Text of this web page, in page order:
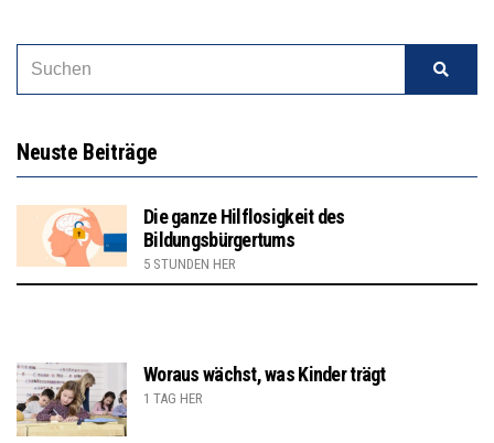
Neuste Beiträge
Die ganze Hilflosigkeit des
Bildungsbürgertums
5 STUNDEN HER
Woraus wächst, was Kinder trägt
1 TAG HER